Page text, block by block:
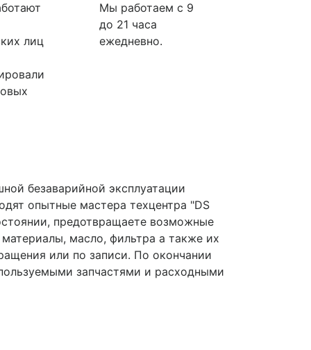
лиц
Мы работаем с 9
до 21 часа
ежедневно.
безаварийной эксплуатации
опытные мастера техцентра "DS
предотвращаете возможные
масло, фильтра а также их
или по записи. По окончании
запчастями и расходными